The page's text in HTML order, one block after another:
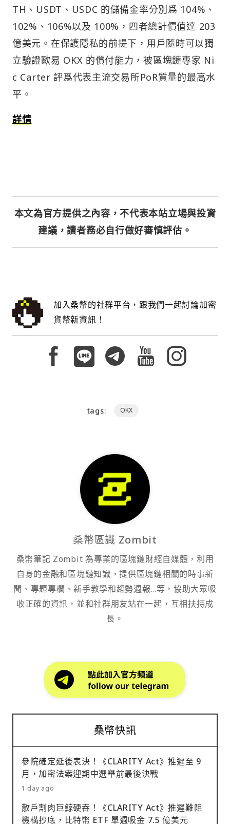
TH、USDT、USDC 的儲備金率分別爲 104%、
102%、106%以及 100%，四者總計價值達 203
億美元。在保護隱私的前提下，用戶隨時可以獨
立驗證歐易 OKX 的償付能力，被區塊鏈專家 Ni
c Carter 評爲代表主流交易所PoR質量的最高水
平。
詳情
本文為官方提供之內容，不代表本站立場與投資
建議，讀者務必自行做好審慎評估。
加入桑幣的社群平台，跟我們一起討論加密
貨幣新資訊！
tags: OKX
桑幣區識 Zombit
桑幣筆記 Zombit 為專業的區塊鏈財經自媒體，利用
自身的金融和區塊鏈知識，提供區塊鏈相關的時事新
聞、專題專欄、新手教學和趨勢週報...等，協助大眾吸
收正確的資訊，並和社群朋友站在一起，互相扶持成
長。
桑幣快訊
參院確定延後表決！《CLARITY Act》推遲至 9
月，加密法案迎期中選舉前最後決戰
1 day ago
散戶割肉巨鯨硬吞！《CLARITY Act》推遲難阻
機構抄底，比特幣 ETF 單週吸金 7.5 億美元